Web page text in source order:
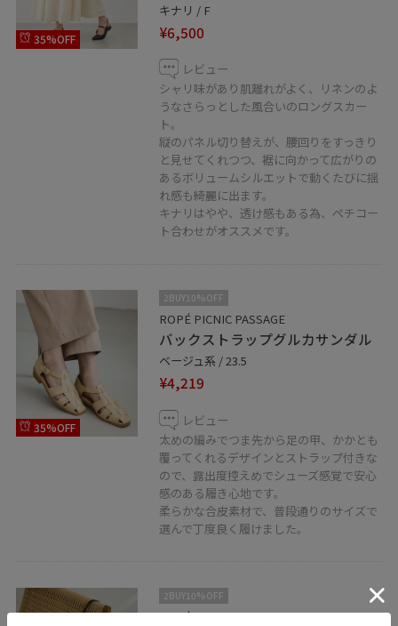
TEL☎️03-5312-7288
---------------------------
□♡ボタンを押してお気に入り！
お気に入りしていただくと、気になったコーディネート
商品がチェックしやすくなります。
スタッフのフォローもあわせてご利用ください。
35%OFF
キナリ / F
¥6,500
レビュー
シャリ味があり肌離れがよく、リネンのよ
うなさらっとした風合いのロングスカー
ト。
縦のパネル切り替えが、腰回りをすっきり
と見せてくれつつ、裾に向かって広がりの
あるボリュームシルエットで動くたびに揺
れ感も綺麗に出ます。
キナリはやや、透け感もある為、ペチコー
ト合わせがオススメです。
35%OFF
2BUY10%OFF
ROPÉ PICNIC PASSAGE
バックストラップグルカサンダル
ベージュ系 / 23.5
¥4,219
レビュー
太めの編みでつま先から足の甲、かかとも
覆ってくれるデザインとストラップ付きな
ので、露出度控えめでシューズ感覚で安心
感のある履き心地です。
柔らかな合皮素材で、普段通りのサイズで
選んで丁度良く履けました。
2BUY10%OFF
ROPÉ PICNIC PASSAGE